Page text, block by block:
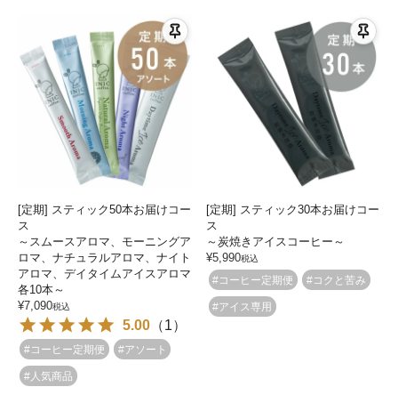
[定期] スティック50本お届けコー
ス
～スムースアロマ、モーニングア
ロマ、ナチュラルアロマ、ナイト
アロマ、デイタイムアイスアロマ
各10本～
¥7,090税込
5.00 （1）
#コーヒー定期便 #アソート
#人気商品
[定期] スティック30本お届けコー
ス
～炭焼きアイスコーヒー～
¥5,990税込
#コーヒー定期便 #コクと苦み
#アイス専用